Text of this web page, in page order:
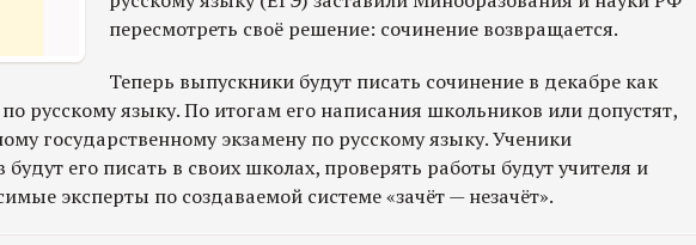
пересмотреть своё решение: сочинение возвращается.
Теперь выпускники будут писать сочинение в декабре как
русскому языку. По итогам его написания школьников или допустят,
государственному экзамену по русскому языку. Ученики
его писать в своих школах, проверять работы будут учителя и
эксперты по создаваемой системе «зачёт — незачёт».